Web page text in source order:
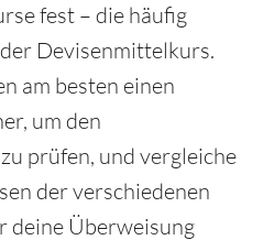
fest – die häufig
Devisenmittelkurs.
am besten einen
um den
prüfen, und vergleiche
der verschiedenen
deine Überweisung